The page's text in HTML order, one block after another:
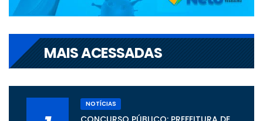
MAIS ACESSADAS
NOTÍCIAS